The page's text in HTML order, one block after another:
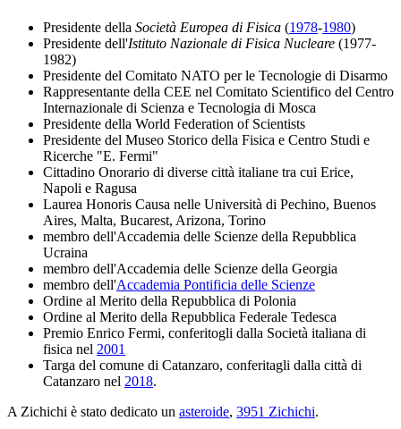
Presidente della Società Europea di Fisica (1978-1980)
Presidente dell'Istituto Nazionale di Fisica Nucleare (1977-
1982)
Presidente del Comitato NATO per le Tecnologie di Disarmo
Rappresentante della CEE nel Comitato Scientifico del Centro
Internazionale di Scienza e Tecnologia di Mosca
Presidente della World Federation of Scientists
Presidente del Museo Storico della Fisica e Centro Studi e
Ricerche "E. Fermi"
Cittadino Onorario di diverse città italiane tra cui Erice,
Napoli e Ragusa
Laurea Honoris Causa nelle Università di Pechino, Buenos
Aires, Malta, Bucarest, Arizona, Torino
membro dell'Accademia delle Scienze della Repubblica
Ucraina
membro dell'Accademia delle Scienze della Georgia
membro dell'Accademia Pontificia delle Scienze
Ordine al Merito della Repubblica di Polonia
Ordine al Merito della Repubblica Federale Tedesca
Premio Enrico Fermi, conferitogli dalla Società italiana di
fisica nel 2001
Targa del comune di Catanzaro, conferitagli dalla città di
Catanzaro nel 2018.
A Zichichi è stato dedicato un asteroide, 3951 Zichichi.